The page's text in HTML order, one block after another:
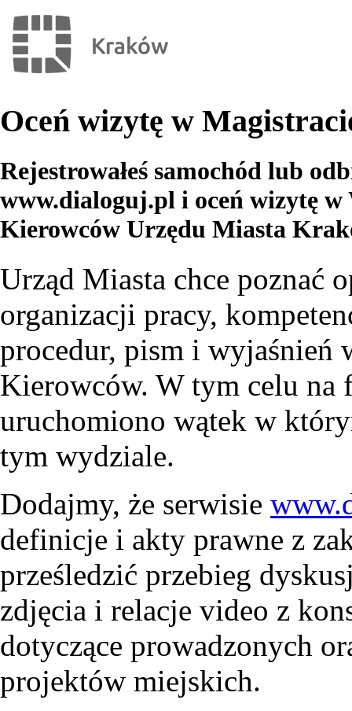
Oceń wizytę w
Rejestrowałeś samochód lub
www.dialoguj.pl i oceń wizytę
Kierowców Urzędu Miasta
Urząd Miasta chce poznać
organizacji pracy,
procedur, pism i wyjaśnień
Kierowców. W tym celu
uruchomiono wątek w
tym wydziale.
Dodajmy, że serwisie
definicje i akty prawne z
prześledzić przebieg
zdjęcia i relacje video z
dotyczące prowadzonych
projektów miejskich.